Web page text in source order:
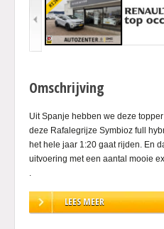
Omschrijving
Uit Spanje hebben we deze
deze Rafalegrijze Symbioz full
het hele jaar 1:20 gaat rijden. En
uitvoering met een aantal mooie
.
.
Dit betreft een rijdende auto, bel
LEES MEER